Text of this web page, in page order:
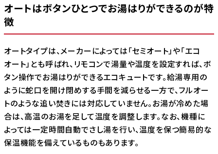
オートはボタンひとつでお湯はりができるのが特
徴
オートタイプは、メーカーによっては「セミオート」や「エコ
オート」とも呼ばれ、リモコンで湯量や温度を設定すれば、ボ
タン操作でお湯はりができるエコキュートです。給湯専用の
ように蛇口を開け閉めする手間を減らせる一方で、フルオー
トのような追い焚きには対応していません。お湯が冷めた場
合は、高温のお湯を足して温度を調整します。なお、機種に
よっては一定時間自動でさし湯を行い、温度を保つ簡易的な
保温機能を備えているものもあります。